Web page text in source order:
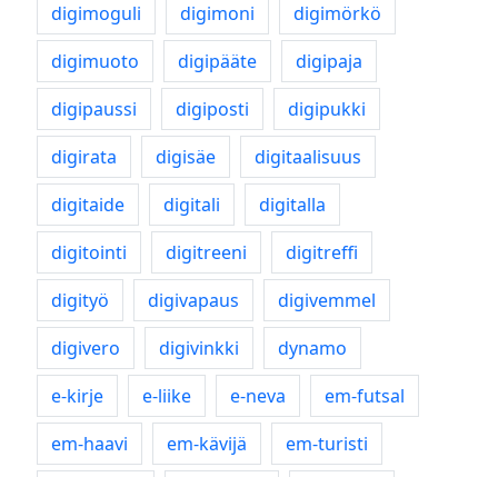
digimoguli
digimoni
digimörkö
digimuoto
digipääte
digipaja
digipaussi
digiposti
digipukki
digirata
digisäe
digitaalisuus
digitaide
digitali
digitalla
digitointi
digitreeni
digitreffi
digityö
digivapaus
digivemmel
digivero
digivinkki
dynamo
e-kirje
e-liike e-neva
em-futsal
em-haavi
em-kävijä
em-turisti